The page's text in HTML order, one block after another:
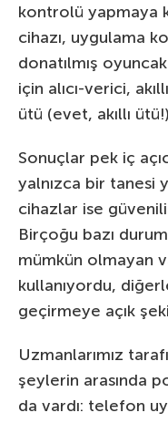
kontrolü yapmaya
cihazı, uygulama
donatılmış
için alıcı-verici,
ütü (evet, akıllı
Sonuçlar pek iç
yalnızca bir tanesi
cihazlar ise
Birçoğu bazı
mümkün olmayan
kullanıyordu,
geçirmeye açık
Uzmanlarımız
şeylerin arasında
da vardı: telefon